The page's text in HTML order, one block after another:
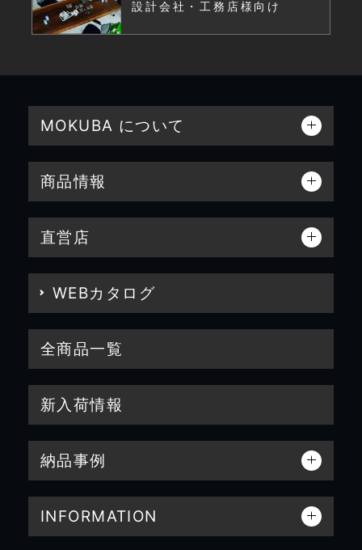
設計会社・工務店様向け
MOKUBA について
商品情報
直営店
WEBカタログ
全商品一覧
新入荷情報
納品事例
INFORMATION